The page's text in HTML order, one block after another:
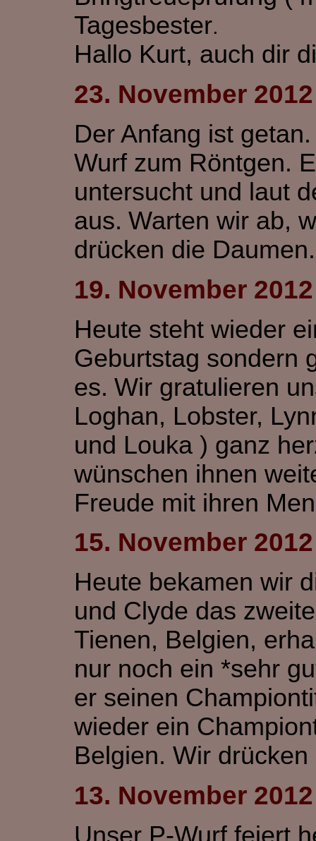
Tagesbester.
Hallo Kurt, auch dir
23. November 2012
Der Anfang ist
Wurf zum Röntgen.
untersucht und laut
aus. Warten wir ab,
drücken die Daumen.
19. November 2012
Heute steht wieder
Geburtstag sondern
es. Wir gratulieren
Loghan, Lobster,
und Louka ) ganz
wünschen ihnen
Freude mit ihren
15. November 2012
Heute bekamen wir
und Clyde das
Tienen, Belgien,
nur noch ein *sehr
er seinen
wieder ein
Belgien. Wir
13. November 2012